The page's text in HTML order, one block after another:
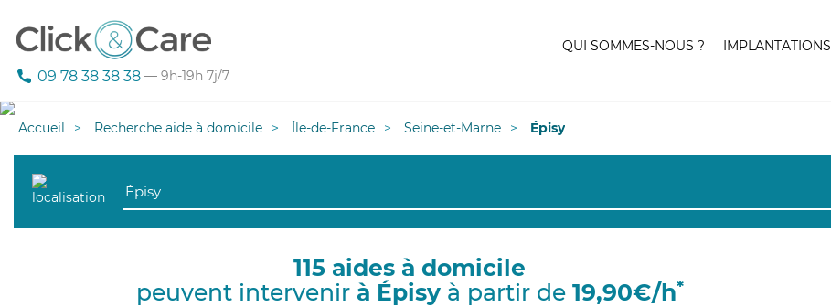
09 78 38 38 38 — 9h-19h 7j/7
QUI SOMMES-NOUS ? IMPLANTATIONS
Accueil Recherche aide à domicile Île-de-France Seine-et-Marne Épisy
115 aides à domicile
peuvent intervenir à Épisyà partir de 19,90€/h*